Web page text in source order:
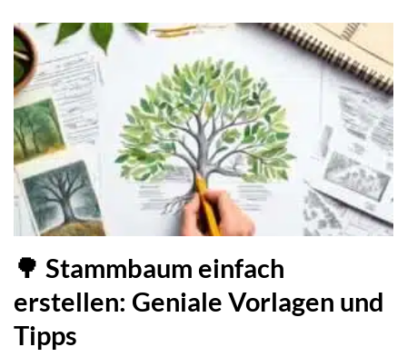
🌳 Stammbaum einfach
erstellen: Geniale Vorlagen und
Tipps